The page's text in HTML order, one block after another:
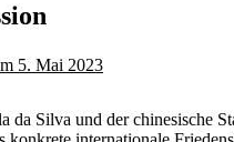
5. Mai 2023
Silva und der chinesische